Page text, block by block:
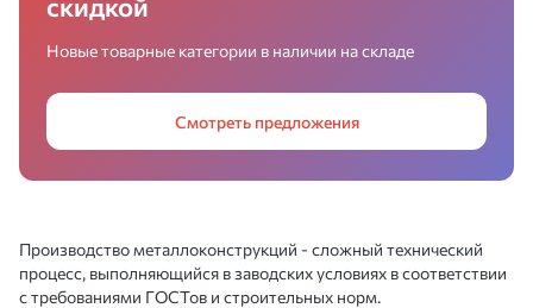
скидкой
Новые товарные категории в наличии на складе
Смотреть предложения
Производство металлоконструкций - сложный технический
процесс, выполняющийся в заводских условиях в соответствии
с требованиями ГОСТов и строительных норм.